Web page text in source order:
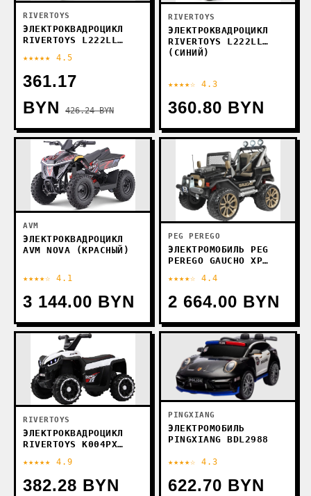
RIVERTOYS
ЭЛЕКТРОКВАДРОЦИКЛ
RIVERTOYS L222LL
★★★★★ 4.5
361.17
BYN
426.24 BYN
RIVERTOYS
ЭЛЕКТРОКВАДРОЦИКЛ
RIVERTOYS L222LL
(СИНИЙ)
★★★★☆ 4.3
360.80 BYN
AVM
ЭЛЕКТРОКВАДРОЦИКЛ
AVM NOVA (КРАСНЫЙ)
★★★★☆ 4.1
3 144.00 BYN
PEG PEREGO
ЭЛЕКТРОМОБИЛЬ PEG
PEREGO GAUCHO XP
★★★★☆ 4.4
2 664.00 BYN
RIVERTOYS
ЭЛЕКТРОКВАДРОЦИКЛ
RIVERTOYS K004PX
★★★★★ 4.9
382.28 BYN
PINGXIANG
ЭЛЕКТРОМОБИЛЬ
PINGXIANG BDL2988
★★★★☆ 4.3
622.70 BYN